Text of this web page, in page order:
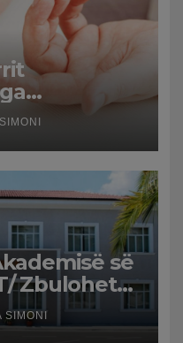
diabeti
së
Zbulohet
ushqimit
SIMONI